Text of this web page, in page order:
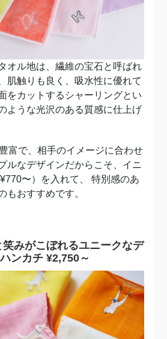
オル地は、繊維の宝石と呼ばれ
肌触りも良く、吸水性に優れて
をカットするシャーリングとい
ような光沢のある質感に仕上げ
富で、相手のイメージに合わせ
ルなデザインだからこそ、イニ
〜）を入れて、 特別感のあ
もおすすめです。
みがこぼれるユニークなデ
ンカチ ¥2,750～